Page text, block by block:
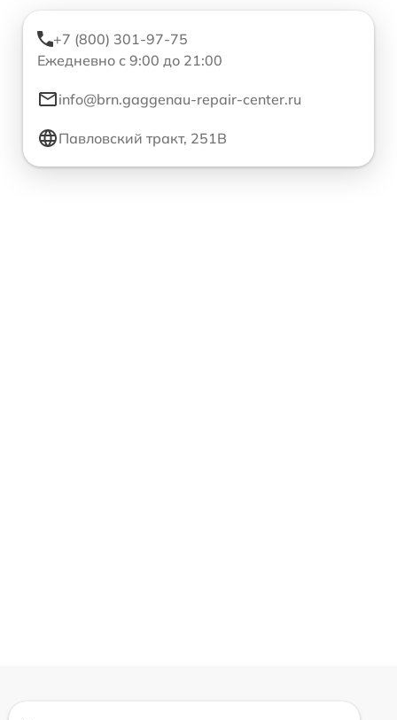
+7 (800) 301-97-75
Ежедневно с 9:00 до 21:00
info@brn.gaggenau-repair-center.ru
Павловский тракт, 251В